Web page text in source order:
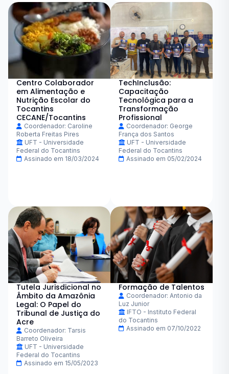
Centro Colaborador
em Alimentação e
Nutrição Escolar do
Tocantins
CECANE/Tocantins
Coordenador: Caroline
Roberta Freitas Pires
UFT - Universidade
Federal do Tocantins
Assinado em 18/03/2024
TechInclusão:
Capacitação
Tecnológica para a
Transformação
Profissional
Coordenador: George
França dos Santos
UFT - Universidade
Federal do Tocantins
Assinado em 05/02/2024
Tutela Jurisdicional no
Âmbito da Amazônia
Legal: O Papel do
Tribunal de Justiça do
Acre
Coordenador: Tarsis
Barreto Oliveira
UFT - Universidade
Federal do Tocantins
Assinado em 15/05/2023
Formação de Talentos
Coordenador: Antonio da
Luz Junior
IFTO - Instituto Federal
do Tocantins
Assinado em 07/10/2022